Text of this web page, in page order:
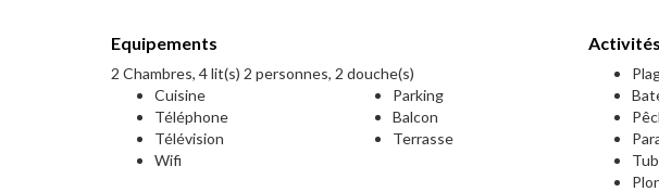
Equipements
2 Chambres, 4 lit(s) 2 personnes, 2 douche(s)
Cuisine
Téléphone
Télévision
Wifi
Parking
Balcon
Terrasse
Activités